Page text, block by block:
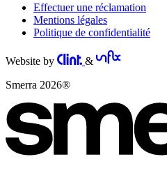
Effectuer une réclamation
Mentions légales
Politique de confidentialité
Website by
&
Smerra 2026®